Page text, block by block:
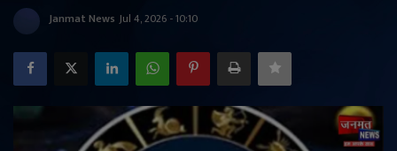
राज्य
खेल
Janmat News Jul 4, 2026 - 10:10